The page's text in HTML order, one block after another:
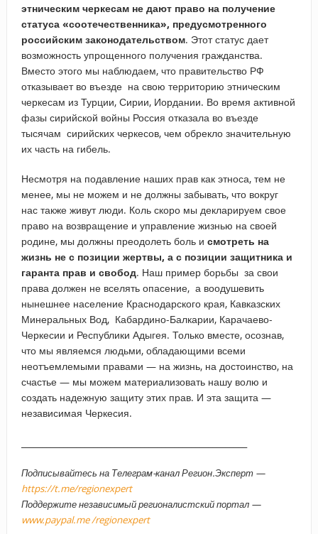
этническим черкесам не дают право на получение
статуса «соотечественника», предусмотренного
российским законодательством. Этот статус дает
возможность упрощенного получения гражданства.
Вместо этого мы наблюдаем, что правительство РФ
отказывает во въезде на свою территорию этническим
черкесам из Турции, Сирии, Иордании. Во время активной
фазы сирийской войны Россия отказала во въезде
тысячам сирийских черкесов, чем обрекло значительную
их часть на гибель.
Несмотря на подавление наших прав как этноса, тем не
менее, мы не можем и не должны забывать, что вокруг
нас также живут люди. Коль скоро мы декларируем свое
право на возвращение и управление жизнью на своей
родине, мы должны преодолеть боль и смотреть на
жизнь не с позиции жертвы, а с позиции защитника и
гаранта прав и свобод. Наш пример борьбы за свои
права должен не вселять опасение, а воодушевить
нынешнее население Краснодарского края, Кавказских
Минеральных Вод, Кабардино-Балкарии, Карачаево-
Черкесии и Республики Адыгея. Только вместе, осознав,
что мы являемся людьми, обладающими всеми
неотъемлемыми правами — на жизнь, на достоинство, на
счастье — мы можем материализовать нашу волю и
создать надежную защиту этих прав. И эта защита —
независимая Черкесия.
Подписывайтесь на Телеграм-канал Регион.Эксперт —
https://t.me/regionexpert
Поддержите независимый регионалистский портал —
www.paypal.me /regionexpert